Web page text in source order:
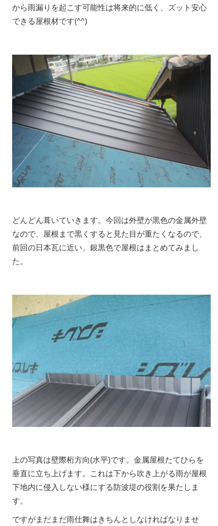
から雨漏りを起こす可能性は将来的に低く、ズット安心
できる屋根材です(^^)
どんどん葺いていきます。今回は外壁が黒色の金属外壁
なので、屋根まで黒くすると見た目が重たくなるので、
前回の日本瓦に近い、銀黒色で屋根はまとめてみまし
た。
上の写真は壁際桁方向(水平)です。金属屋根たてひらを
垂直に立ち上げます。これは下から吹き上がる雨が屋根
下地内に侵入しない様にする防波堤の役割を果たしま
す。
ですがまだまだ雨仕舞はきちんとしなければなりませ